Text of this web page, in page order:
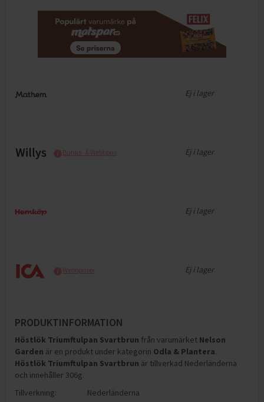
Ej i lager
Butiks- & Webbpris Ej i lager
Ej i lager
Webbpriser Ej i lager
PRODUKTINFORMATION
Höstlök Triumftulpan Svartbrun från varumärket Nelson
Garden är en produkt under kategorin Odla & Plantera.
Höstlök Triumftulpan Svartbrun är tillverkad Nederländerna
och innehåller 306g.
Tillverkning:
Nederländerna